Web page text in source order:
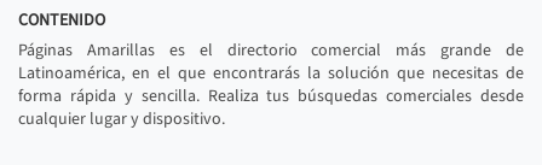
CONTENIDO
Páginas Amarillas es el directorio comercial más grande de
Latinoamérica, en el que encontrarás la solución que necesitas de
forma rápida y sencilla. Realiza tus búsquedas comerciales desde
cualquier lugar y dispositivo.